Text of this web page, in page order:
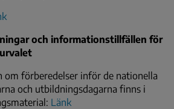
och informationstillfällen för
förberedelser inför de nationella
och utbildningsdagarna finns i
Länk